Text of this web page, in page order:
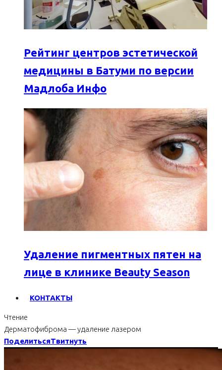
Рейтинг центров эстетической
медицины в Батуми по версии
Мадлоба Инфо
Удаление пигментных пятен на
лице в клинике Beauty Season
КОНТАКТЫ
Чтение
Дерматофиброма — удаление лазером
ПоделитьсяТвитнуть